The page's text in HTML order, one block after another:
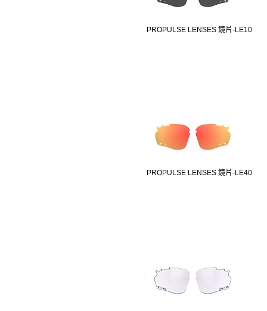
PROPULSE LENSES 鏡片-LE10
PROPULSE LENSES 鏡片-LE40